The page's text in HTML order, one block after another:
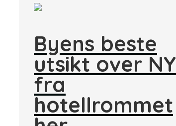
Byens beste
utsikt over NY
fra
hotellrommet